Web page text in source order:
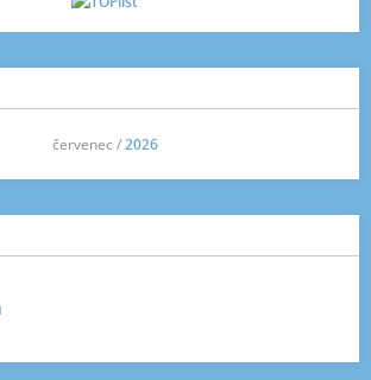
červenec /2026